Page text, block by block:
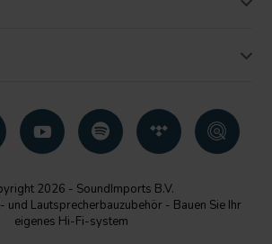
2026 - SoundImports B.V.
und Lautsprecherbauzubehör - Bauen Sie Ihr
eigenes Hi-Fi-system